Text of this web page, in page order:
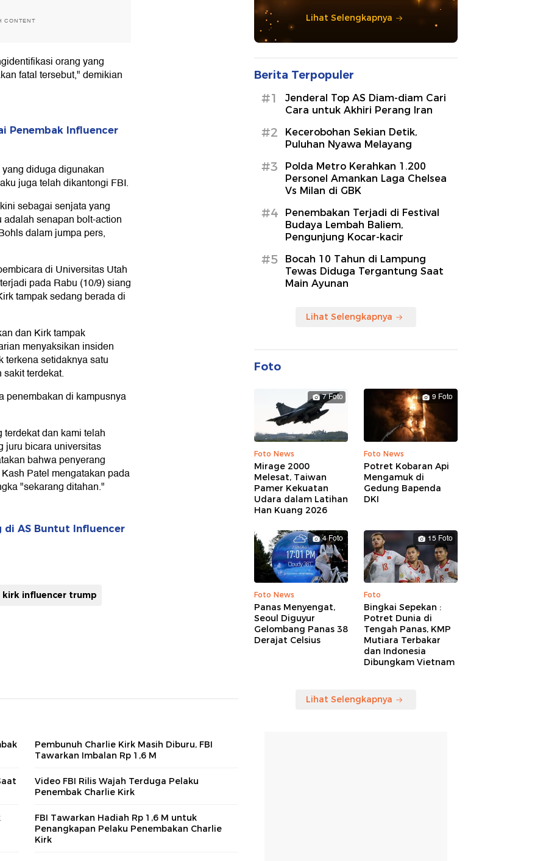
CONTENT
orang yang
fatal tersebut," demikian
Penembak Influencer
diduga digunakan
juga telah dikantongi FBI.
sebagai senjata yang
senapan bolt-action
dalam jumpa pers,
di Universitas Utah
pada Rabu (10/9) siang
tampak sedang berada di
dan Kirk tampak
menyaksikan insiden
terkena setidaknya satu
terdekat.
penembakan di kampusnya
dan kami telah
juru bicara universitas
bahwa penyerang
Patel mengatakan pada
"sekarang ditahan."
di AS Buntut Influencer
kirk influencer trump
Pembunuh Charlie Kirk Masih Diburu, FBI
Tawarkan Imbalan Rp 1,6 M
Video FBI Rilis Wajah Terduga Pelaku
Penembak Charlie Kirk
FBI Tawarkan Hadiah Rp 1,6 M untuk
Penangkapan Pelaku Penembakan Charlie
Kirk
Lihat Selengkapnya
Berita Terpopuler
#1
Jenderal Top AS Diam-diam Cari
Cara untuk Akhiri Perang Iran
#2
Kecerobohan Sekian Detik,
Puluhan Nyawa Melayang
#3
Polda Metro Kerahkan 1.200
Personel Amankan Laga Chelsea
Vs Milan di GBK
#4
Penembakan Terjadi di Festival
Budaya Lembah Baliem,
Pengunjung Kocar-kacir
#5
Bocah 10 Tahun di Lampung
Tewas Diduga Tergantung Saat
Main Ayunan
Lihat Selengkapnya
Foto
7 Foto
Foto News
Mirage 2000
Melesat, Taiwan
Pamer Kekuatan
Udara dalam Latihan
Han Kuang 2026
9 Foto
Foto News
Potret Kobaran Api
Mengamuk di
Gedung Bapenda
DKI
4 Foto
Foto News
Panas Menyengat,
Seoul Diguyur
Gelombang Panas 38
Derajat Celsius
15 Foto
Foto
Bingkai Sepekan :
Potret Dunia di
Tengah Panas, KMP
Mutiara Terbakar
dan Indonesia
Dibungkam Vietnam
Lihat Selengkapnya